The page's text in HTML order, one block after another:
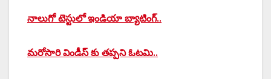
నాలుగో టెస్టులో ఇండియా బ్యాటింగ్..
మరోసారి విండీస్ కు తప్పని ఓటమి..